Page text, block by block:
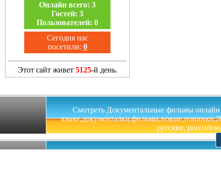
Онлайн всего: 3
Гостей: 3
Пользователей: 0
Сегодня нас
посетили: 0
Этот сайт живет 5125-й день.
Смотреть Документальные фильмы онлайн
русские,